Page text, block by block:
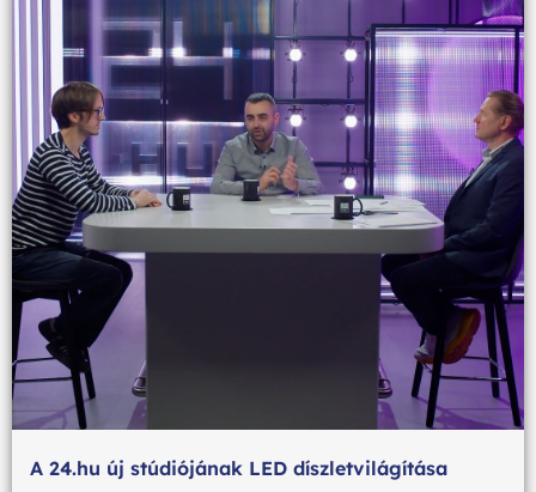
A 24.hu új stúdiójának LED díszletvilágítása